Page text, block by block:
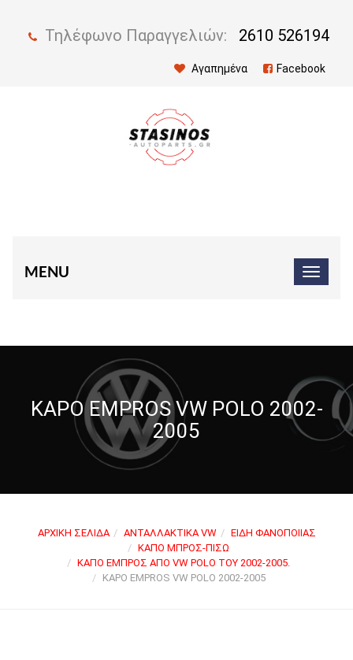
Τηλέφωνο Παραγγελιών: 2610 526194
Αγαπημένα Facebook
MENU
KAPO EMPROS VW POLO 2002-
2005
ΑΡΧΙΚΉ ΣΕΛΊΔΑ ΑΝΤΑΛΛΑΚΤΙΚΆ VW
ΕΊΔΗ ΦΑΝΟΠΟΙΊΑΣ
ΚΑΠΌ ΜΠΡΟΣ-ΠΊΣΩ
ΚΑΠΌ ΕΜΠΡΌΣ ΑΠΌ VW POLO ΤΟΥ 2002-2005.
KAPO EMPROS VW POLO 2002-2005